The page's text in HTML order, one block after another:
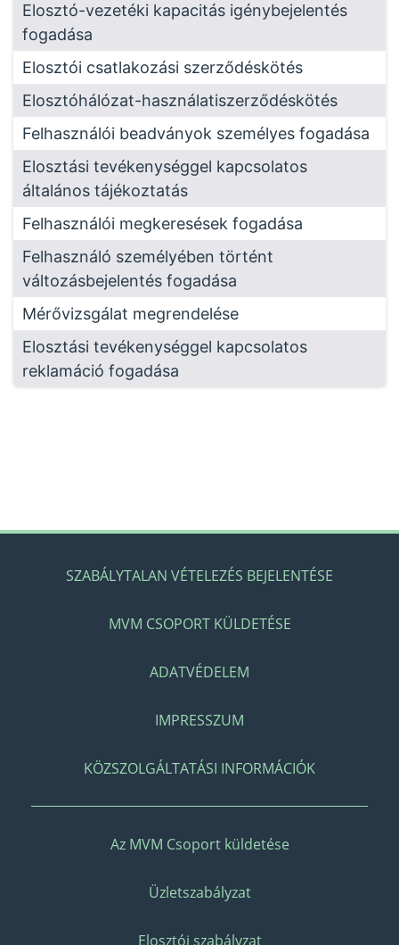
Elosztó-vezetéki kapacitás igénybejelentés
fogadása
Elosztói csatlakozási szerződéskötés
Elosztóhálózat-használatiszerződéskötés
Felhasználói beadványok személyes fogadása
Elosztási tevékenységgel kapcsolatos
általános tájékoztatás
Felhasználói megkeresések fogadása
Felhasználó személyében történt
változásbejelentés fogadása
Mérővizsgálat megrendelése
Elosztási tevékenységgel kapcsolatos
reklamáció fogadása
SZABÁLYTALAN VÉTELEZÉS BEJELENTÉSE
MVM CSOPORT KÜLDETÉSE
ADATVÉDELEM
IMPRESSZUM
KÖZSZOLGÁLTATÁSI INFORMÁCIÓK
Az MVM Csoport küldetése
Üzletszabályzat
Elosztói szabályzat